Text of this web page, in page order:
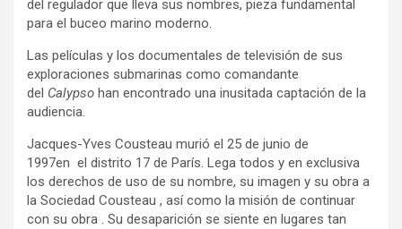
del regulador que lleva sus nombres, pieza fundamental
para el buceo marino moderno.
Las películas y los documentales de televisión de sus
exploraciones submarinas como comandante
del Calypso han encontrado una inusitada captación de la
audiencia.
Jacques-Yves Cousteau murió el 25 de junio de
1997en el distrito 17 de París. Lega todos y en exclusiva
los derechos de uso de su nombre, su imagen y su obra a
la Sociedad Cousteau , así como la misión de continuar
con su obra . Su desaparición se siente en lugares tan